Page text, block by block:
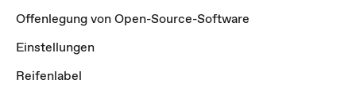
Offenlegung von Open-Source-Software
Einstellungen
Reifenlabel